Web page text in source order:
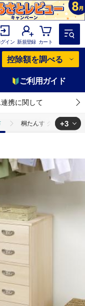
グイン 新規登録 カート
控除額を調べる
ご利用ガイド
携に関して
桐たんす クローゼッ
す クローゼット収納5段（
桐たんす クローゼット収
+3